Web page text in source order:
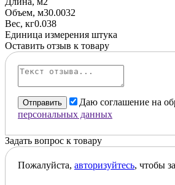
Объем, м30.0032
Вес, кг0.038
Единица измерения штука
Оставить отзыв к товару
Отправить
Даю соглашение на
персональных данных
Задать вопрос к товару
Пожалуйста, авторизуйтесь, чтобы